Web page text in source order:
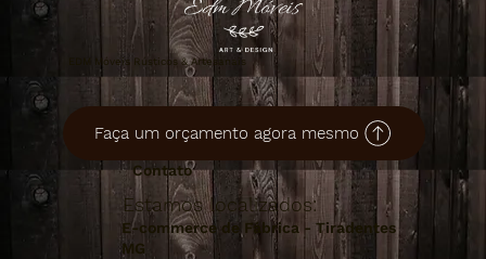
EDM Móveis Rústicos & Artesanais
Faça um orçamento agora mesmo
Contato
Estamos localizados:
E-commerce de Fábrica - Tiradentes
MG